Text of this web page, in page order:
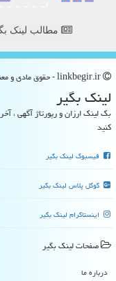
مطالب لینک
لینك بگیر
بک لینک ارزان و رپورتاژ آگهی ،
کنید
فیسبوک لینک بگیر
گوگل پلاس لینک بگیر
اینستاگرام لینک بگیر
صفحات لینك بگیر
درباره ما